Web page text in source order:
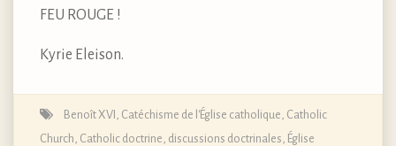
FEU ROUGE !
Kyrie Eleison.
Benoît XVI Catéchisme de l'Église catholique Catholic
Church Catholic doctrine discussions doctrinales Église